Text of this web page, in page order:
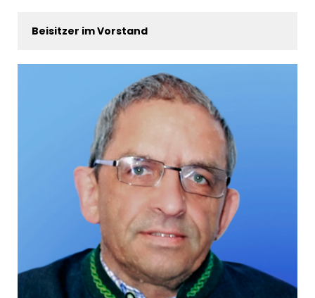
Beisitzer im Vorstand